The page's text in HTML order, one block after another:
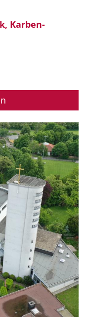
Karben-